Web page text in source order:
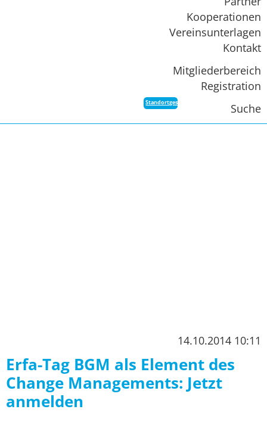
Kooperationen
Vereinsunterlagen
Kontakt
Mitgliederbereich
Registration
Suche
Standortgespräch
14.10.2014 10:11
Erfa-Tag BGM als Element des
Change Managements: Jetzt
anmelden